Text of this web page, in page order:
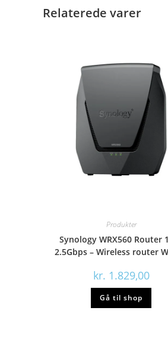
Relaterede varer
Produkter
Synology WRX560 Router
2.5Gbps – Wireless router
kr. 1.829,00
Gå til shop